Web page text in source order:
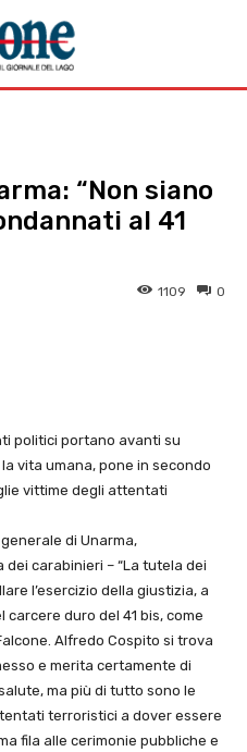
“Non siano
al 41
0
1109
politici portano avanti su
vita umana, pone in secondo
vittime degli attentati
di Unarma,
dei carabinieri – “La tutela dei
l’esercizio della giustizia, a
duro del 41 bis, come
Alfredo Cospito si trova
e merita certamente di
ma più di tutto sono le
terroristici a dover essere
fila alle cerimonie pubbliche e